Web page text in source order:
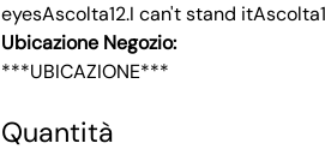
eyesAscolta12.I can't stand
Ubicazione Negozio:
***UBICAZIONE***
Quantità